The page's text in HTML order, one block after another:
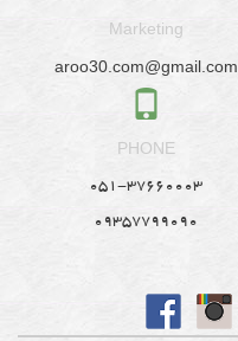
Marketing
aroo30.com@gmail.com
PHONE
051-37660003
09357799090